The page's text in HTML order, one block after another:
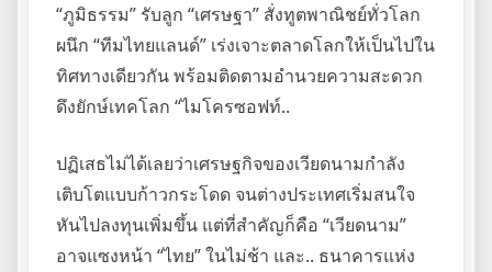
“ภูมิธรรม” รับลูก “เศรษฐา” สั่งทูตพาณิชย์ทั่วโลก
ผนึก “ทีมไทยแลนด์” เร่งเจาะตลาดโลกให้เป็นไปใน
ทิศทางเดียวกัน พร้อมติดตามอำนวยความสะดวก
ดึงยักษ์เทคโลก “ไมโครซอฟท์..
ปฏิเสธไม่ได้เลยว่าเศรษฐกิจของเวียดนามกำลัง
เติบโตแบบก้าวกระโดด จนต่างประเทศเริ่มสนใจ
หันไปลงทุนเพิ่มขึ้น แต่ที่สำคัญก็คือ “เวียดนาม”
อาจแซงหน้า “ไทย” ในไม่ช้า และ.. ธนาคารแห่ง